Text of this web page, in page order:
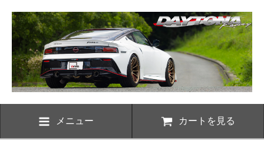
メニュー カートを見る